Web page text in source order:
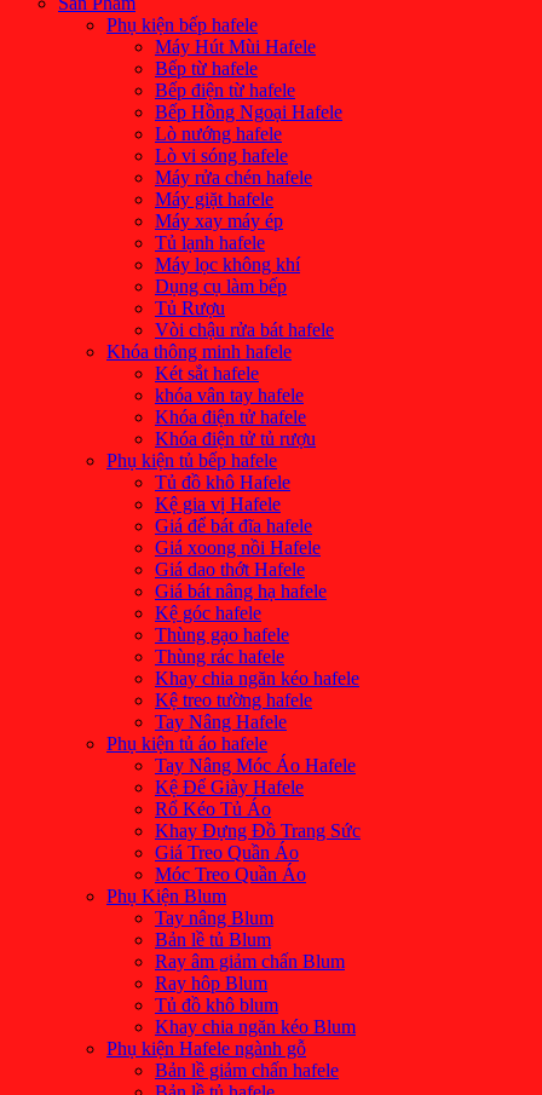
Phụ kiện bếp hafele
Máy Hút Mùi Hafele
Bếp từ hafele
Bếp điện từ hafele
Bếp Hồng Ngoại Hafele
Lò nướng hafele
Lò vi sóng hafele
Máy rửa chén hafele
Máy giặt hafele
Máy xay máy ép
Tủ lạnh hafele
Máy lọc không khí
Dụng cụ làm bếp
Tủ Rượu
Vòi chậu rửa bát hafele
Khóa thông minh hafele
Két sắt hafele
khóa vân tay hafele
Khóa điện tử hafele
Khóa điện tử tủ rượu
Phụ kiện tủ bếp hafele
Tủ đồ khô Hafele
Kệ gia vị Hafele
Giá để bát đĩa hafele
Giá xoong nồi Hafele
Giá dao thớt Hafele
Giá bát nâng hạ hafele
Kệ góc hafele
Thùng gạo hafele
Thùng rác hafele
Khay chia ngăn kéo hafele
Kệ treo tường hafele
Tay Nâng Hafele
Phụ kiện tủ áo hafele
Tay Nâng Móc Áo Hafele
Kệ Để Giày Hafele
Rổ Kéo Tủ Áo
Khay Đựng Đồ Trang Sức
Giá Treo Quần Áo
Móc Treo Quần Áo
Phụ Kiện Blum
Tay nâng Blum
Bản lề tủ Blum
Ray âm giảm chấn Blum
Ray hôp Blum
Tủ đồ khô blum
Khay chia ngăn kéo Blum
Phụ kiện Hafele ngành gỗ
Bản lề giảm chấn hafele